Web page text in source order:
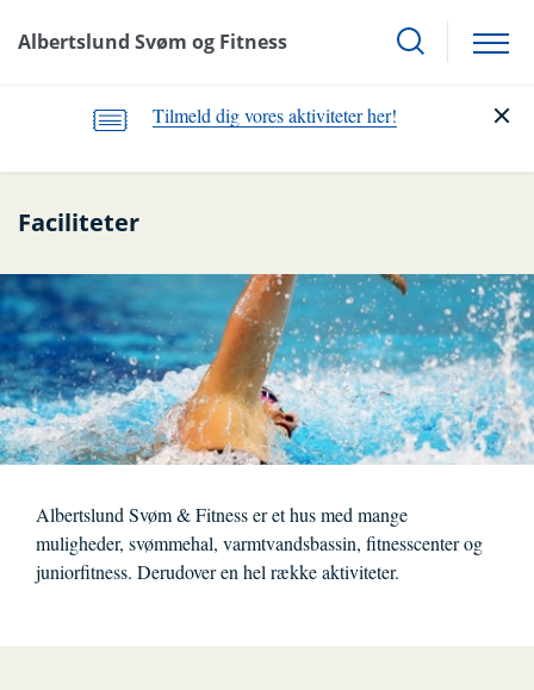
Albertslund Svøm og Fitness
Tilmeld dig vores aktiviteter her!
Faciliteter
Albertslund Svøm & Fitness er et hus med mange
muligheder, svømmehal, varmtvandsbassin, fitnesscenter og
juniorfitness. Derudover en hel række aktiviteter.